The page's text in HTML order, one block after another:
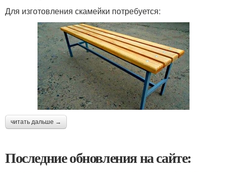
Для изготовления скамейки потребуется:
читать дальше →
Последние обновления на сайте: